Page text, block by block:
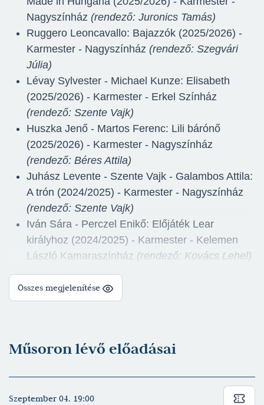
Nagyszínház (rendező: Juronics Tamás)
Ruggero Leoncavallo: Bajazzók (2025/2026) -
Karmester - Nagyszínház (rendező: Szegvári
Júlia)
Lévay Sylvester - Michael Kunze: Elisabeth
(2025/2026) - Karmester - Erkel Színház
(rendező: Szente Vajk)
Huszka Jenő - Martos Ferenc: Lili bárónő
(2025/2026) - Karmester - Nagyszínház
(rendező: Béres Attila)
Juhász Levente - Szente Vajk - Galambos Attila:
A trón (2024/2025) - Karmester - Nagyszínház
(rendező: Szente Vajk)
Iván Sára - Perczel Enikő: Előjáték Lear
királyhoz (2024/2025) - Karmester - Kelemen
László Kamaraszínház (rendező: Kovács Lehel)
Jacobi Viktor - Bródy Miksa - Martos Ferenc:
Leányvásár (2024//2025) - Karmester,
Átdolgozó, Hangszerelés - Nagyszínház
Szerelmes Shakespeare (2023/2024) - Zenei
Giacomo Puccini: Gianni Schicchi (2023/2024) -
Karmester - Nagyszínház
Összes megjelenítése
Műsoron lévő előadásai
Szeptember 04. 19:00